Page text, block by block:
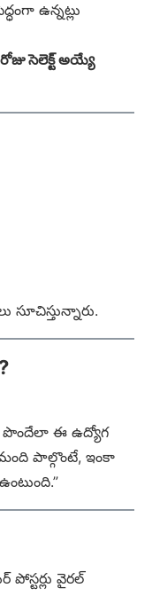
ఉన్నట్లు
సెలెక్ట్ అయ్యే
సూచిస్తున్నారు.
పొందేలా ఈ ఉద్యోగ
పాల్గొంటే, ఇంకా
వైరల్